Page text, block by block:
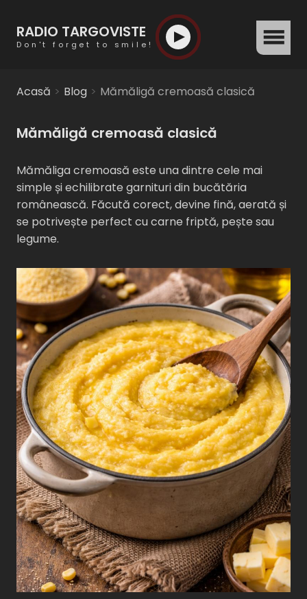
RADIO TARGOVISTE
Don't forget to smile! menu
Acasă Blog Mămăligă cremoasă clasică
Mămăligă cremoasă clasică
Mămăliga cremoasă este una dintre cele mai
simple și echilibrate garnituri din bucătăria
românească. Făcută corect, devine fină, aerată și
se potrivește perfect cu carne friptă, pește sau
legume.